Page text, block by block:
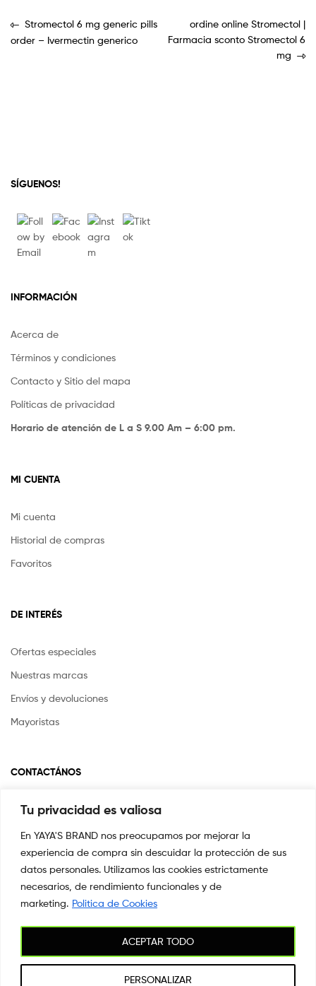
Tu privacidad es valiosa
En YAYA'S BRAND nos preocupamos por mejorar la
experiencia de compra sin descuidar la protección de sus
datos personales. Utilizamos las cookies estrictamente
necesarios, de rendimiento funcionales y de
marketing. Politica de Cookies
PERSONALIZAR
ACEPTAR TODO
Stromectol 6 mg generic pills
order – Ivermectin generico
ordine online Stromectol |
Farmacia sconto Stromectol 6
mg
SÍGUENOS!
INFORMACIÓN
Acerca de
Términos y condiciones
Contacto y Sitio del mapa
Políticas de privacidad
Horario de atención de L a S 9.00 Am – 6:00 pm.
MI CUENTA
Mi cuenta
Historial de compras
Favoritos
DE INTERÉS
Ofertas especiales
Nuestras marcas
Envíos y devoluciones
Mayoristas
CONTACTÁNOS
Si tienes alguna pregunta o inquietud escríbenos a
📍CARRERA 8 # 14-45 SAN PEDRO
CALI, COLOMBIA
+57 3044553869
Copyright © 2026YAYA'S BRAND. All Rights Reserved.